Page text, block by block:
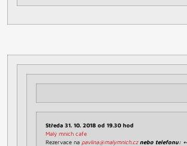
Středa 31. 10. 2018 od 19.30 hod
Malý mnich cafe
Rezervace na pavlina@malymnich.cznebo telefonu: